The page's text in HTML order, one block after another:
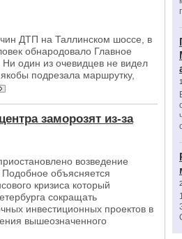
ДТП на Таллинском шоссе, в
обнародовало Главное
один из очевидцев не видел
подрезала маршрутку,
заморозят из-за
возведение
объясняется
кризиса который
сокращать
инвестиционных проектов в
вышеозначенного